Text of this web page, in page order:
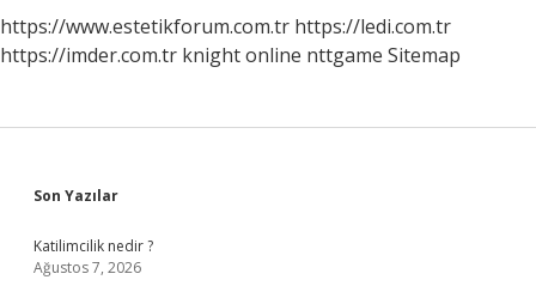
https://www.estetikforum.com.tr https://ledi.com.tr
https://imder.com.tr knight online nttgame Sitemap
Sidebar
Son Yazılar
Katilimcilik nedir ?
Ağustos 7, 2026